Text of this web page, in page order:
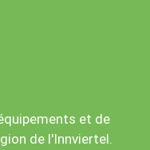
et de
de l'Innviertel.